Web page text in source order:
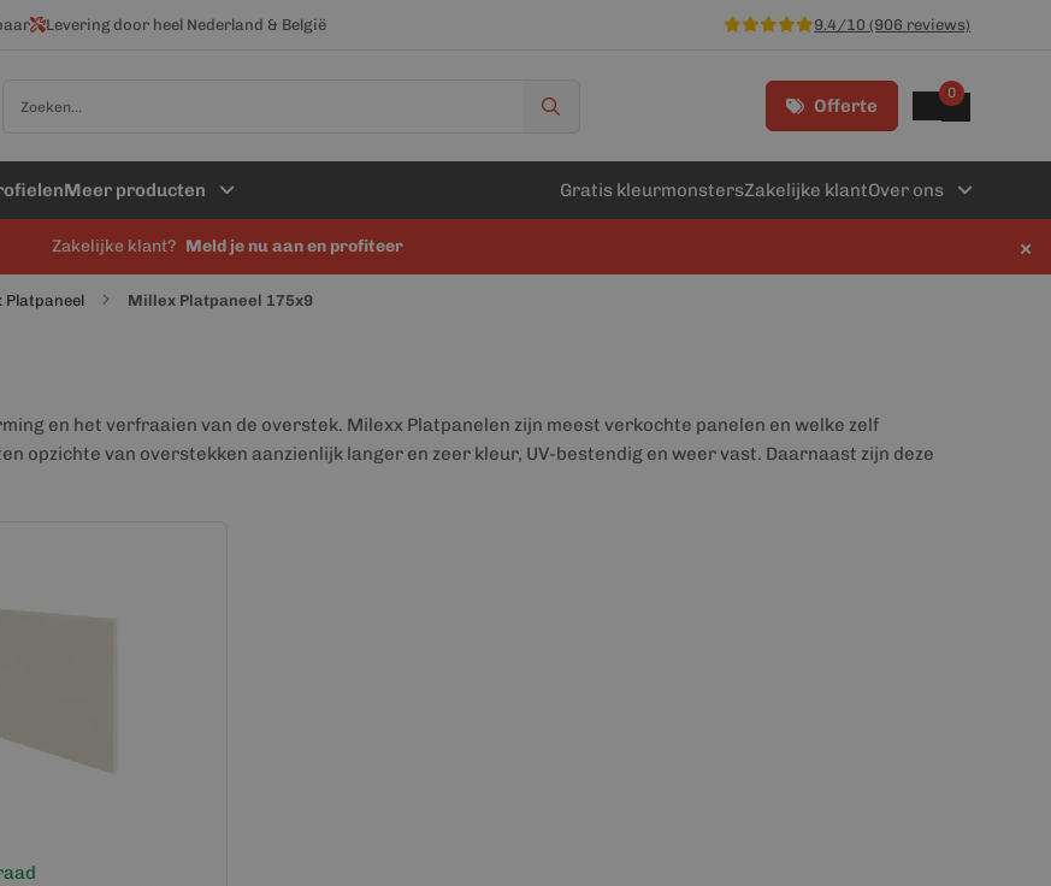
Levering door heel Nederland & België 9.4/10 (906 reviews)
Offerte
0
Meer producten Gratis kleurmonstersZakelijke klantOver ons
Zakelijke klant? Meld je nu aan en profiteer ×
Platpaneel Millex Platpaneel 175x9
en het verfraaien van de overstek. Milexx Platpanelen zijn meest verkochte panelen en welke zelf
opzichte van overstekken aanzienlijk langer en zeer kleur, UV-bestendig en weer vast. Daarnaast zijn deze